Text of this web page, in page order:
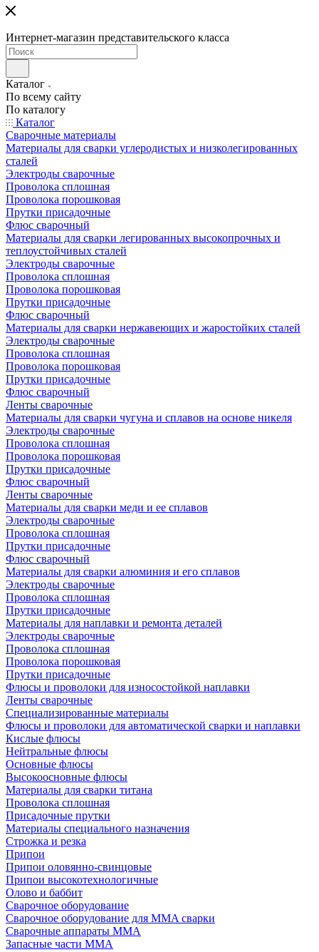
Интернет-магазин представительского класса
Каталог
По всему сайту
По каталогу
Каталог
Сварочные материалы
Материалы для сварки углеродистых и низколегированных
сталей
Электроды сварочные
Проволока сплошная
Проволока порошковая
Прутки присадочные
Флюс сварочный
Материалы для сварки легированных высокопрочных и
теплоустойчивых сталей
Электроды сварочные
Проволока сплошная
Проволока порошковая
Прутки присадочные
Флюс сварочный
Материалы для сварки нержавеющих и жаростойких сталей
Электроды сварочные
Проволока сплошная
Проволока порошковая
Прутки присадочные
Флюс сварочный
Ленты сварочные
Материалы для сварки чугуна и сплавов на основе никеля
Электроды сварочные
Проволока сплошная
Проволока порошковая
Прутки присадочные
Флюс сварочный
Ленты сварочные
Материалы для сварки меди и ее сплавов
Электроды сварочные
Проволока сплошная
Прутки присадочные
Флюс сварочный
Материалы для сварки алюминия и его сплавов
Электроды сварочные
Проволока сплошная
Прутки присадочные
Материалы для наплавки и ремонта деталей
Электроды сварочные
Проволока сплошная
Проволока порошковая
Прутки присадочные
Флюсы и проволоки для износостойкой наплавки
Ленты сварочные
Специализированные материалы
Флюсы и проволоки для автоматической сварки и наплавки
Кислые флюсы
Нейтральные флюсы
Основные флюсы
Высокоосновные флюсы
Материалы для сварки титана
Проволока сплошная
Присадочные прутки
Материалы специального назначения
Строжка и резка
Припои
Припои оловянно-свинцовые
Припои высокотехнологичные
Олово и баббит
Сварочное оборудование
Сварочное оборудование для MMA сварки
Сварочные аппараты MMA
Запасные части MMA